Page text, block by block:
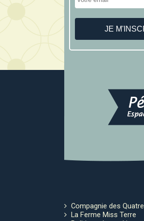
Compagnie des
La Ferme Miss Terre